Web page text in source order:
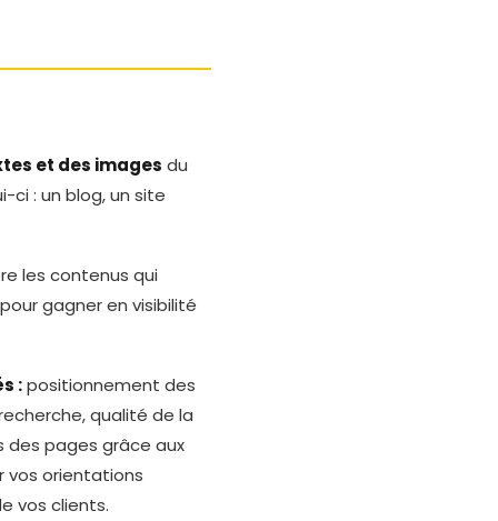
et des images du
ci : un blog, un site
les contenus qui
gagner en visibilité
:positionnement des
qualité de la
pages grâce aux
vos orientations
vos clients.